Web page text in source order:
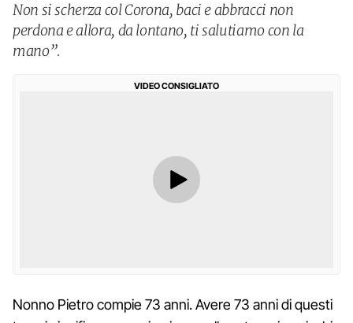
Non si scherza col Corona, baci e abbracci non
perdona e allora, da lontano, ti salutiamo con la
mano”.
VIDEO CONSIGLIATO
Nonno Pietro compie 73 anni. Avere 73 anni di questi